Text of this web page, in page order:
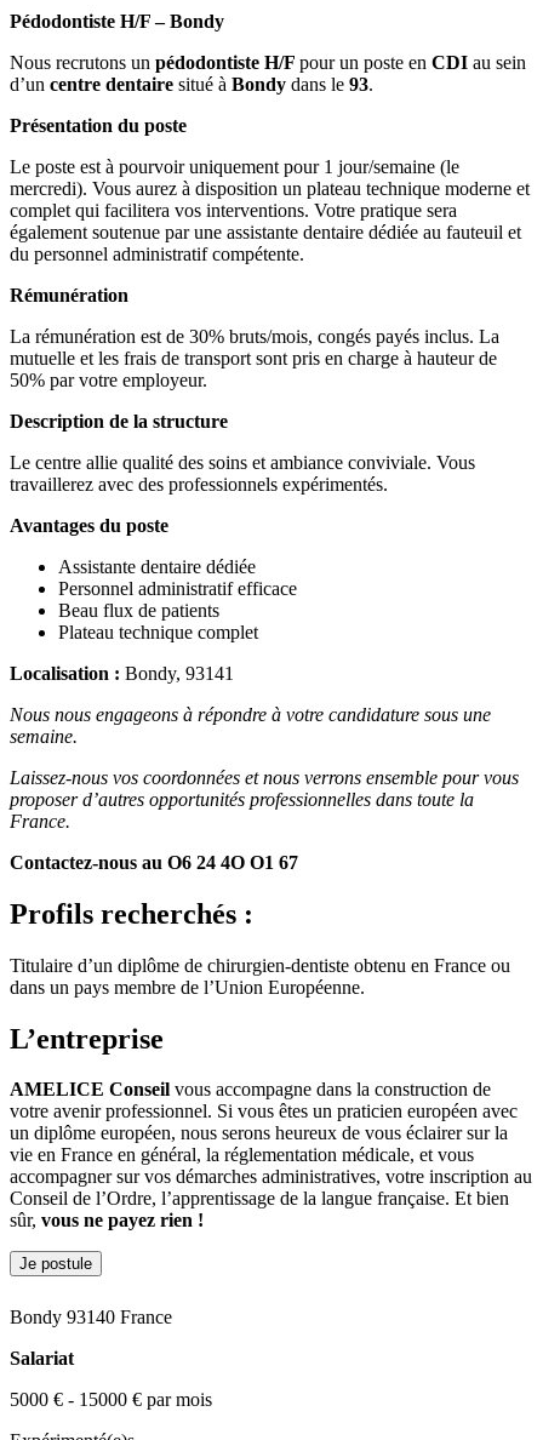
Pédodontiste H/F – Bondy
Nous recrutons un pédodontiste H/F pour un poste en CDI au sein
d’un centre dentaire situé à Bondy dans le 93.
Présentation du poste
Le poste est à pourvoir uniquement pour 1 jour/semaine (le
mercredi). Vous aurez à disposition un plateau technique moderne et
complet qui facilitera vos interventions. Votre pratique sera
également soutenue par une assistante dentaire dédiée au fauteuil et
du personnel administratif compétente.
Rémunération
La rémunération est de 30% bruts/mois, congés payés inclus. La
mutuelle et les frais de transport sont pris en charge à hauteur de
50% par votre employeur.
Description de la structure
Le centre allie qualité des soins et ambiance conviviale. Vous
travaillerez avec des professionnels expérimentés.
Avantages du poste
Assistante dentaire dédiée
Personnel administratif efficace
Beau flux de patients
Plateau technique complet
Localisation : Bondy, 93141
Nous nous engageons à répondre à votre candidature sous une
semaine.
Laissez-nous vos coordonnées et nous verrons ensemble pour vous
proposer d’autres opportunités professionnelles dans toute la
France.
Contactez-nous au O6 24 4O O1 67
Profils recherchés :
Titulaire d’un diplôme de chirurgien-dentiste obtenu en France ou
dans un pays membre de l’Union Européenne.
L’entreprise
AMELICE Conseil vous accompagne dans la construction de
votre avenir professionnel. Si vous êtes un praticien européen avec
un diplôme européen, nous serons heureux de vous éclairer sur la
vie en France en général, la réglementation médicale, et vous
accompagner sur vos démarches administratives, votre inscription au
Conseil de l’Ordre, l’apprentissage de la langue française. Et bien
sûr, vous ne payez rien !
Je postule
Bondy 93140 France
Salariat
5000 € - 15000 € par mois